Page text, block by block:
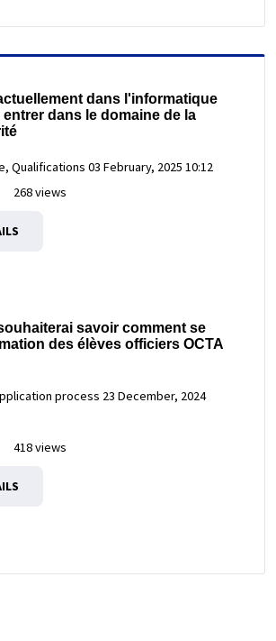
dans l'informatique
dans le domaine de la
Qualifications 03 February, 2025 10:12
268 views
savoir comment se
des élèves officiers OCTA
process 23 December, 2024
418 views